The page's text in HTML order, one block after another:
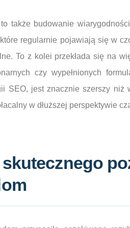
także budowanie
regularnie pojawiają się w
To z kolei przekłada się na
czy wypełnionych
SEO, jest znacznie szerszy niż
w dłuższej perspektywie